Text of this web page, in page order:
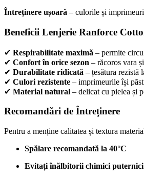
Întreținere ușoară – culorile și
Beneficii Lenjerie Ranforce
✔ Respirabilitate maximă – permite
✔ Confort în orice sezon – răcoros vara
✔ Durabilitate ridicată – țesătura rezistă
✔ Culori rezistente – imprimeurile își
✔ Material natural – delicat cu pielea și
Recomandări de Întreținere
Pentru a menține calitatea și textura
Spălare recomandată la 40°C
Evitați înălbitorii chimici puternici